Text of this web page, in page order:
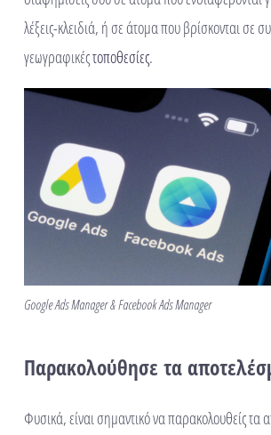
λέξεις-κλειδιά, ή σε άτομα που βρίσκονται σε
γεωγραφικέςτοποθεσίες.
Google Ads Manager & Facebook Ads Manager
Παρακολούθησε τα
Φυσικά, είναι σημαντικό να παρακολουθείς τα